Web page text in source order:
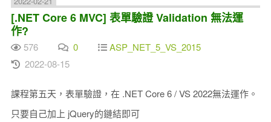
[.NET Core 6 MVC] 表單驗證 Validation 無法運
作?
576 0
ASP_NET_5_VS_2015
2022-08-15
課程第五天，表單驗證，在 .NET Core 6 / VS 2022無法運作。
只要自己加上 jQuery的鏈結即可